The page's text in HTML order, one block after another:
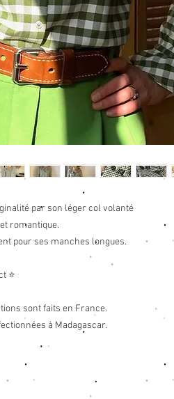
par son léger col volanté
romantique.
pour ses manches longues.
⭐
sont faits en France.
à Madagascar.